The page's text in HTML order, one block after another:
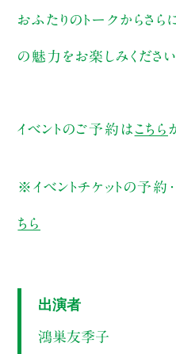
おふたりのトークからさ
の魅力をお楽しみください
イベントのご予約は こちら
※イベントチケットの予
ちら
出演者
鴻巣友季子